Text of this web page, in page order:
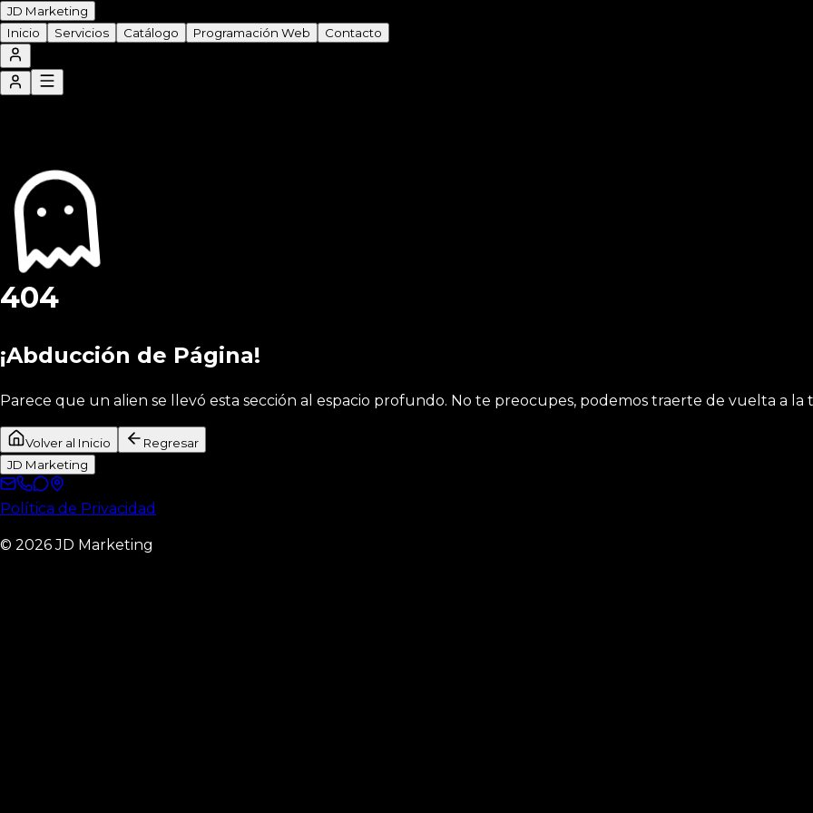
JD Marketing
Inicio
Servicios Catálogo Programación Web Contacto
404
¡Abducción de Página!
Parece que un alien se llevó esta sección al espacio profundo. No te preocupes, podemos traerte de vuelta a la
Volver al Inicio
Regresar
JD Marketing
Política de Privacidad
© 2026 JD Marketing